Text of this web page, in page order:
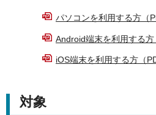
パソコンを利用する方（
Android端末を利用する方
iOS端末を利用する方（
対象